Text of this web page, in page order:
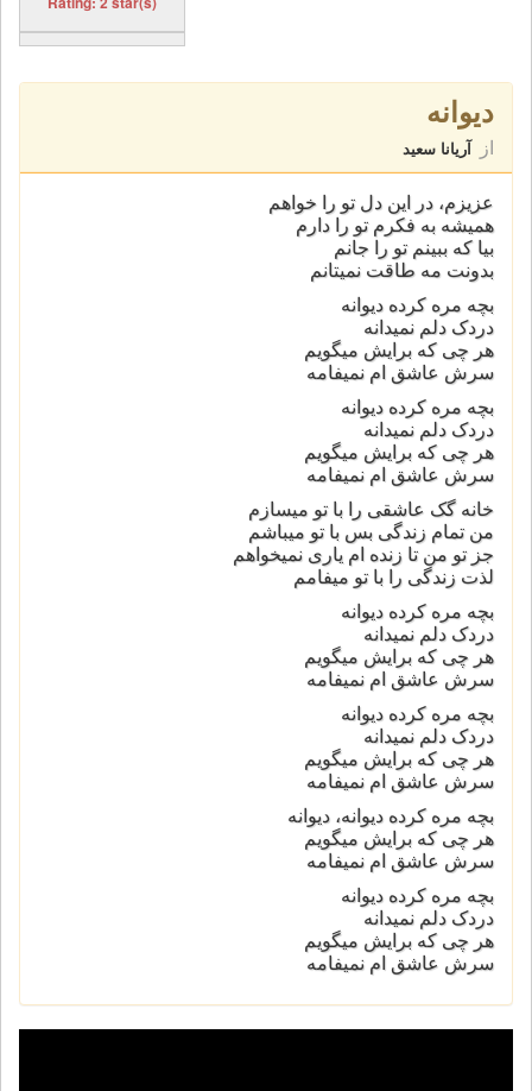
دیوانه
از آریانا سعید
عزیزم، در این دل تو را خواهم
همیشه به فکرم تو را دارم
بیا که ببینم تو را جانم
بدونت مه طاقت نمیتانم
بچه مره کرده دیوانه
دردک دلم نمیدانه
هر چی که برایش میگویم
سرش عاشق ام نمیفامه
بچه مره کرده دیوانه
دردک دلم نمیدانه
هر چی که برایش میگویم
سرش عاشق ام نمیفامه
خانه گک عاشقی را با تو میسازم
من تمام زندگی بس با تو میباشم
جز تو من تا زنده ام یاری نمیخواهم
لذت زندگی را با تو میفامم
بچه مره کرده دیوانه
دردک دلم نمیدانه
هر چی که برایش میگویم
سرش عاشق ام نمیفامه
بچه مره کرده دیوانه
دردک دلم نمیدانه
هر چی که برایش میگویم
سرش عاشق ام نمیفامه
بچه مره کرده دیوانه، دیوانه
هر چی که برایش میگویم
سرش عاشق ام نمیفامه
بچه مره کرده دیوانه
دردک دلم نمیدانه
هر چی که برایش میگویم
سرش عاشق ام نمیفامه